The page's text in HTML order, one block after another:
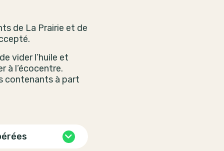
de La Prairie et de
vider l’huile et
à l’écocentre.
contenants à part